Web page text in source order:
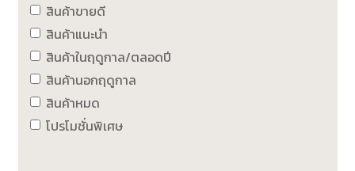
สินค้าขายดี
สินค้าแนะนำ
สินค้าในฤดูกาล/ตลอดปี
สินค้านอกฤดูกาล
สินค้าหมด
โปรโมชั่นพิเศษ